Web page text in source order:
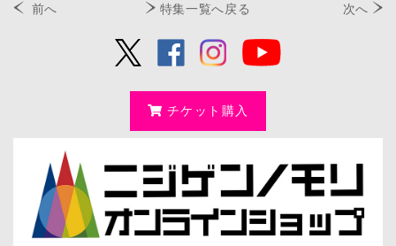
前へ 特集一覧へ戻る 次へ
チケット購入